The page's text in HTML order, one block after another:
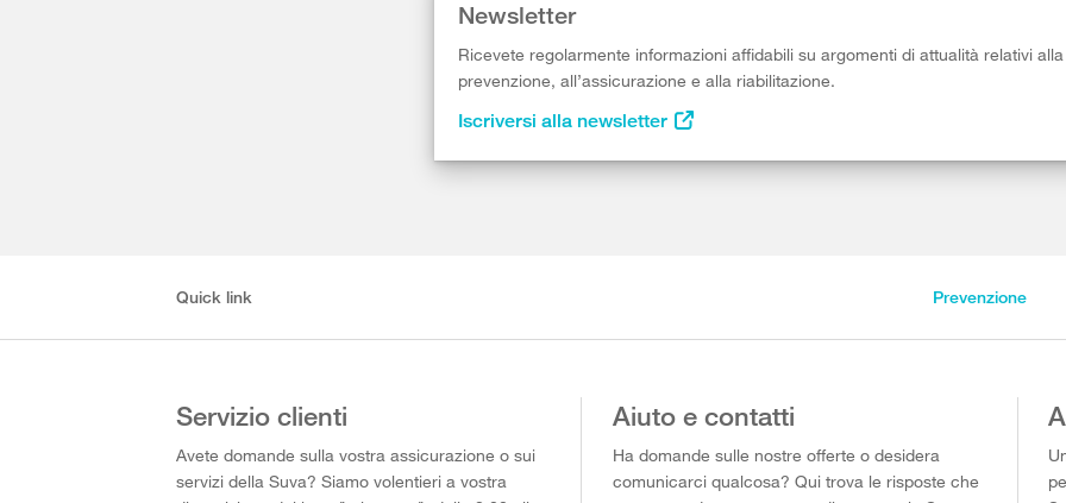
Newsletter
Ricevete regolarmente informazioni affidabili su argomenti di attualità relativi alla
prevenzione, all’assicurazione e alla riabilitazione.
Iscriversi alla newsletter
Quick link Prevenzione
Servizio clienti
Avete domande sulla vostra assicurazione o sui
servizi della Suva? Siamo volentieri a vostra
Aiuto e contatti
Ha domande sulle nostre offerte o desidera
comunicarci qualcosa? Qui trova le risposte che